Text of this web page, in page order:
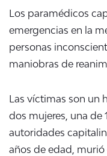
Los paramédicos
emergencias en la
personas
maniobras de
Las víctimas son un
dos mujeres, una de
autoridades
años de edad,